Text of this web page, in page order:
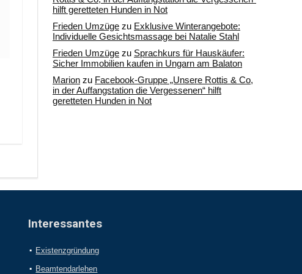
hilft geretteten Hunden in Not
Frieden Umzüge zu Exklusive Winterangebote:
Individuelle Gesichtsmassage bei Natalie Stahl
Frieden Umzüge zu Sprachkurs für Hauskäufer:
Sicher Immobilien kaufen in Ungarn am Balaton
Marion zu Facebook-Gruppe „Unsere Rottis & Co,
in der Auffangstation die Vergessenen“ hilft
geretteten Hunden in Not
Interessantes
Existenzgründung
Beamtendarlehen